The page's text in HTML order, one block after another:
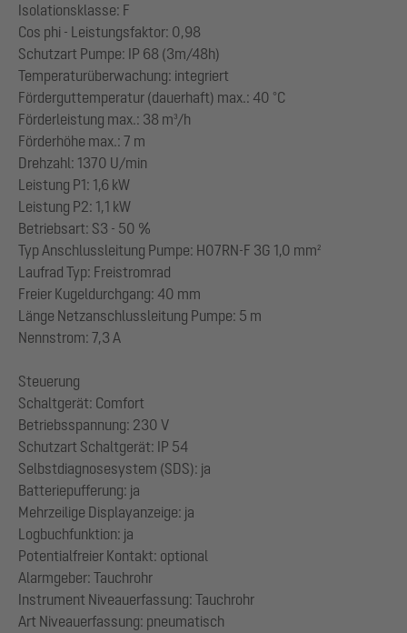
Isolationsklasse: F
Cos phi - Leistungsfaktor: 0,98
Schutzart Pumpe: IP 68 (3m/48h)
Temperaturüberwachung: integriert
Förderguttemperatur (dauerhaft) max.: 40 °C
Förderleistung max.: 38 m³/h
Förderhöhe max.: 7 m
Drehzahl: 1370 U/min
Leistung P1: 1,6 kW
Leistung P2: 1,1 kW
Betriebsart: S3 - 50 %
Typ Anschlussleitung Pumpe: H07RN-F 3G 1,0 mm²
Laufrad Typ: Freistromrad
Freier Kugeldurchgang: 40 mm
Länge Netzanschlussleitung Pumpe: 5 m
Nennstrom: 7,3 A
Steuerung
Schaltgerät: Comfort
Betriebsspannung: 230 V
Schutzart Schaltgerät: IP 54
Selbstdiagnosesystem (SDS): ja
Batteriepufferung: ja
Mehrzeilige Displayanzeige: ja
Logbuchfunktion: ja
Potentialfreier Kontakt: optional
Alarmgeber: Tauchrohr
Instrument Niveauerfassung: Tauchrohr
Art Niveauerfassung: pneumatisch